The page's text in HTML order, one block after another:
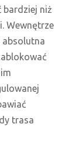
bardziej niż
Wewnętrze
trasa